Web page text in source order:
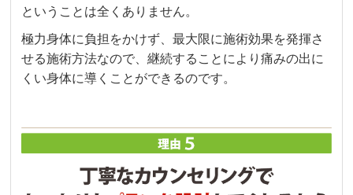
ということは全くありません。
極力身体に負担をかけず、最大限に施術効果を発揮さ
せる施術方法なので、継続することにより痛みの出に
くい身体に導くことができるのです。